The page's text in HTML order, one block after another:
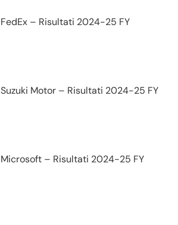
FedEx – Risultati 2024-25 FY
Suzuki Motor – Risultati 2024-25 FY
Microsoft – Risultati 2024-25 FY